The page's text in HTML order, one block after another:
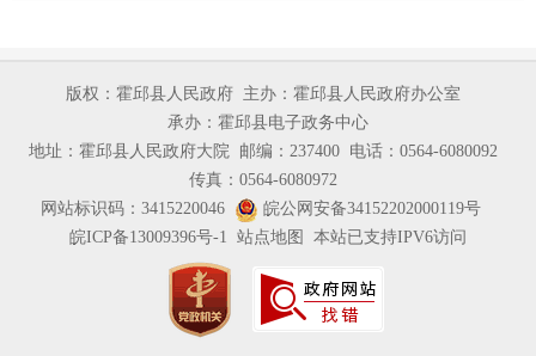
版权：霍邱县人民政府 主办：霍邱县人民政府办公室
承办：霍邱县电子政务中心
地址：霍邱县人民政府大院
邮编：237400 电话：0564-6080092
传真：0564-6080972
网站标识码：3415220046
皖公网安备34152202000119号
皖ICP备13009396号-1
站点地图 本站已支持IPV6访问